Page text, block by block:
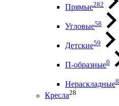
Прямые282
Угловые58
Детские59
П-образные0
Нераскладные8
Кресла28